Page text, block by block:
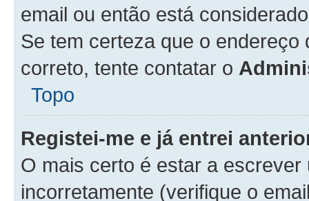
email ou então está
Se tem certeza que o
correto, tente contatar o
Topo
Registei-me e já entrei
O mais certo é estar a
incorretamente (verifique o